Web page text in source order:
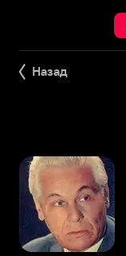
Назад